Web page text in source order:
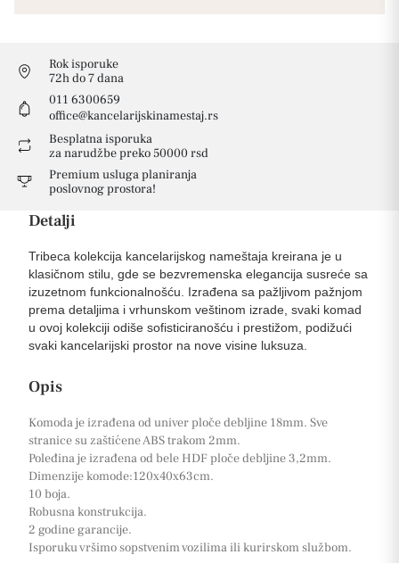
Rok isporuke
72h do 7 dana
011 6300659
office@kancelarijskinamestaj.rs
Besplatna isporuka
za narudžbe preko 50000 rsd
Premium usluga planiranja
poslovnog prostora!
Detalji
Tribeca kolekcija kancelarijskog nameštaja kreirana je u
klasičnom stilu, gde se bezvremenska elegancija susreće sa
izuzetnom funkcionalnošću. Izrađena sa pažljivom pažnjom
prema detaljima i vrhunskom veštinom izrade, svaki komad
u ovoj kolekciji odiše sofisticiranošću i prestižom, podižući
svaki kancelarijski prostor na nove visine luksuza.
Opis
Komoda je izrađena od univer ploče debljine 18mm. Sve
stranice su zaštićene ABS trakom 2mm.
Poleđina je izrađena od bele HDF ploče debljine 3,2mm.
Dimenzije komode:120x40x63cm.
10 boja.
Robusna konstrukcija.
2 godine garancije.
Isporuku vršimo sopstvenim vozilima ili kurirskom službom.